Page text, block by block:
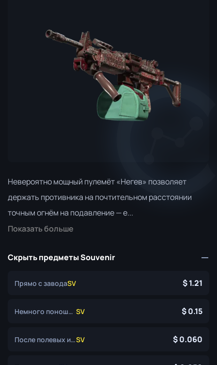
Невероятно мощный пулемёт «Негев» позволяет
держать противника на почтительном расстоянии
точным огнём на подавление — е...
Показать больше
Скрыть предметы Souvenir
Прямо с заводаSV 1.21
Немного поношенное SV 0.15
После полевых испытанийSV 0.060